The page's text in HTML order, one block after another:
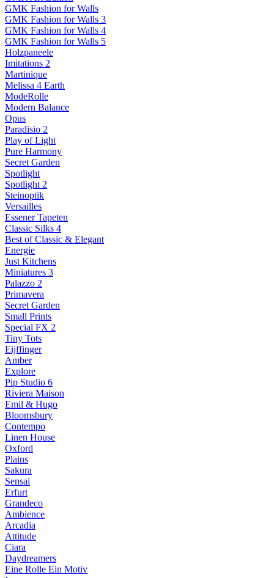
GMK Fashion for Walls
GMK Fashion for Walls 3
GMK Fashion for Walls 4
GMK Fashion for Walls 5
Holzpaneele
Imitations 2
Martinique
Melissa 4 Earth
ModeRolle
Modern Balance
Opus
Paradisio 2
Play of Light
Pure Harmony
Secret Garden
Spotlight
Spotlight 2
Steinoptik
Versailles
Essener Tapeten
Classic Silks 4
Best of Classic & Elegant
Energie
Just Kitchens
Miniatures 3
Palazzo 2
Primavera
Secret Garden
Small Prints
Special FX 2
Tiny Tots
Eijffinger
Amber
Explore
Pip Studio 6
Riviera Maison
Emil & Hugo
Bloomsbury
Contempo
Linen House
Oxford
Plains
Sakura
Sensai
Erfurt
Grandeco
Ambience
Arcadia
Attitude
Ciara
Daydreamers
Eine Rolle Ein Motiv